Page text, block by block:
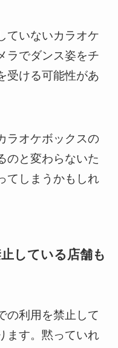
ていないカラオケ
ラでダンス姿をチ
受ける可能性があ
ラオケボックスの
のと変わらないた
てしまうかもしれ
している店舗も
の利用を禁止して
ます。黙っていれ